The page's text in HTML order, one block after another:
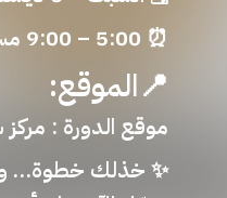
⏰ 5:00 – 9:00 مساءً
📍الموقع:
موقع الدورة :